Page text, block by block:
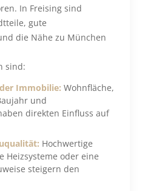
In Freising sind
gute
die Nähe zu München
sind:
Immobilie: Wohnfläche,
und
direkten Einfluss auf
Hochwertige
Heizsysteme oder eine
steigern den